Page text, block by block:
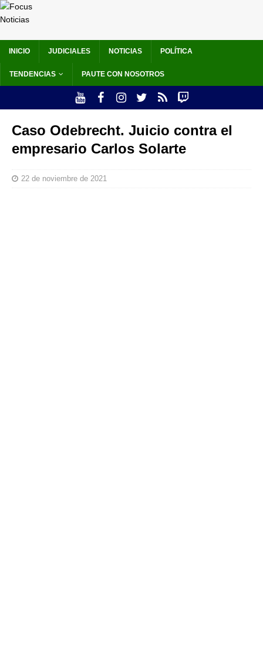
INICIO JUDICIALES NOTICIAS POLÍTICA
TENDENCIAS PAUTE CON NOSOTROS
Caso Odebrecht. Juicio contra el
empresario Carlos Solarte
22 de noviembre de 2021